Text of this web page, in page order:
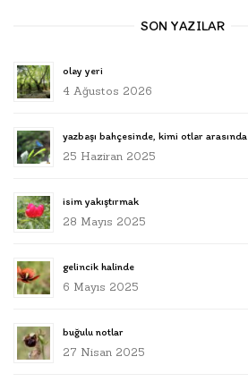
SON YAZILAR
olay yeri
4 Ağustos 2026
yazbaşı bahçesinde, kimi otlar arasında
25 Haziran 2025
isim yakıştırmak
28 Mayıs 2025
gelincik halinde
6 Mayıs 2025
buğulu notlar
27 Nisan 2025